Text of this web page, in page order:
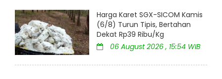
Harga Karet SGX-SICOM Kamis
(6/8) Turun Tipis, Bertahan
Dekat Rp39 Ribu/Kg
06 August 2026 , 15:54 WIB